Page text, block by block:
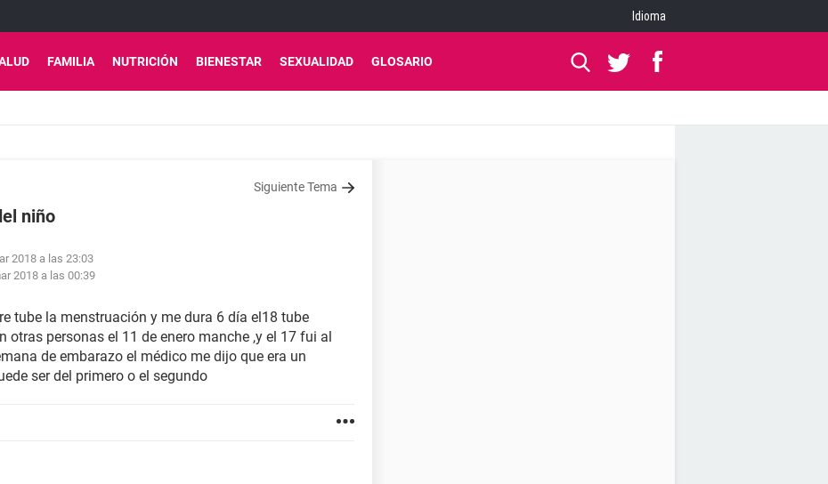
Idioma
FAMILIA NUTRICIÓN BIENESTAR SEXUALIDAD GLOSARIO
Siguiente Tema
niño
2018 a las 23:03
2018 a las 00:39
tube la menstruación y me dura 6 día el18 tube
otras personas el 11 de enero manche ,y el 17 fui al
de embarazo el médico me dijo que era un
ser del primero o el segundo